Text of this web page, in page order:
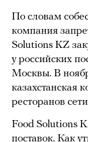
По словам
компания
Solutions KZ
у российских
Москвы. В
казахстанская
ресторанов
Food Solutions
поставок. Как